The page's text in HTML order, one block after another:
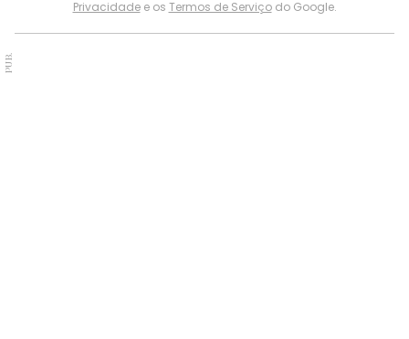
Privacidadee os Termos de Serviçodo Google.
PUB.